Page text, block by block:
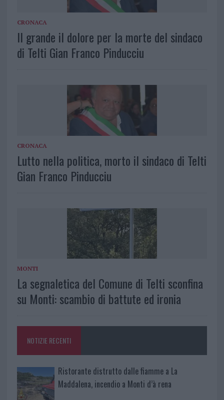
CRONACA
Il grande il dolore per la morte del sindaco
di Telti Gian Franco Pinducciu
CRONACA
Lutto nella politica, morto il sindaco di Telti
Gian Franco Pinducciu
MONTI
La segnaletica del Comune di Telti sconfina
su Monti: scambio di battute ed ironia
NOTIZIE RECENTI
Ristorante distrutto dalle fiamme a La
Maddalena, incendio a Monti d’à rena